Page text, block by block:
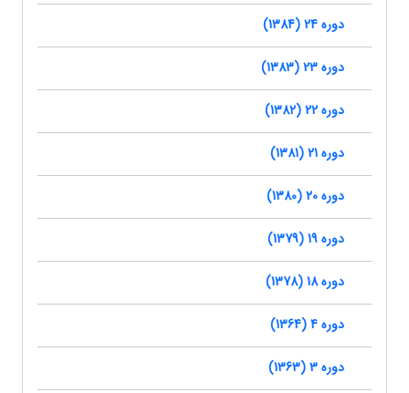
دوره 24 (1384)
دوره 23 (1383)
دوره 22 (1382)
دوره 21 (1381)
دوره 20 (1380)
دوره 19 (1379)
دوره 18 (1378)
دوره 4 (1364)
دوره 3 (1363)